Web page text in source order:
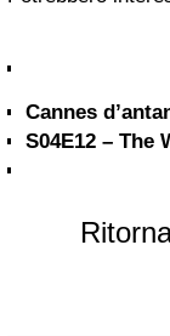
Cannes
S04E12 – The